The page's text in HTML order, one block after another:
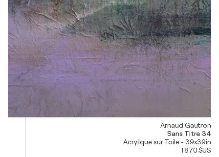
Arnaud Gautron
Sans Titre 34
Acrylique sur Toile - 39x39in
1 870 $US